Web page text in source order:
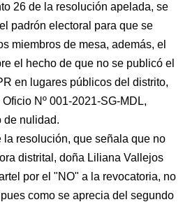
26 de la resolución apelada, se
padrón electoral para que se
miembros de mesa, además, el
el hecho de que no se publicó el
en lugares públicos del distrito,
Nº 001-2021-SG-MDL,
de nulidad.
resolución, que señala que no
distrital, doña Liliana Vallejos
por el "NO" a la revocatoria, no
como se aprecia del segundo